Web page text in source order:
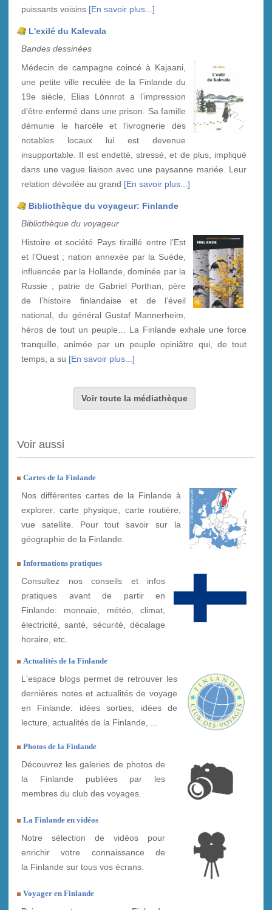
puissants voisins [En savoir plus...]
L'exilé du Kalevala
Bandes dessinées
Médecin de campagne coincé à Kajaani,
une petite ville reculée de la Finlande du
19e siècle, Elias Lönnrot a l’impression
d’être enfermé dans une prison. Sa famille
démunie le harcèle et l’ivrognerie des
notables locaux lui est devenue
insupportable. Il est endetté, stressé, et de plus, impliqué
dans une vague liaison avec une paysanne mariée. Leur
relation dévoilée au grand [En savoir plus...]
Bibliothèque du voyageur: Finlande
Bibliothèque du voyageur
Histoire et société Pays tiraillé entre l’Est
et l’Ouest ; nation annexée par la Suède,
influencée par la Hollande, dominée par la
Russie ; patrie de Gabriel Porthan, père
de l’histoire finlandaise et de l’éveil
national, du général Gustaf Mannerheim,
héros de tout un peuple… La Finlande exhale une force
tranquille, animée par un peuple opiniâtre qui, de tout
temps, a su [En savoir plus...]
Voir toute la médiathèque
Voir aussi
Cartes de la Finlande
Nos différentes cartes de la Finlande à
explorer: carte physique, carte routière,
vue satellite. Pour tout savoir sur la
géographie de la Finlande.
Informations pratiques
Consultez nos conseils et infos
pratiques avant de partir en
Finlande: monnaie, météo, climat,
électricité, santé, sécurité, décalage
horaire, etc.
Actualités de la Finlande
L'espace blogs permet de retrouver les
dernières notes et actualités de voyage
en Finlande: idées sorties, idées de
lecture, actualités de la Finlande, ...
Photos de la Finlande
Découvrez les galeries de photos de
la Finlande publiées par les
membres du club des voyages.
La Finlande en vidéos
Notre sélection de vidéos pour
enrichir votre connaissance de
la Finlande sur tous vos écrans.
Voyager en Finlande